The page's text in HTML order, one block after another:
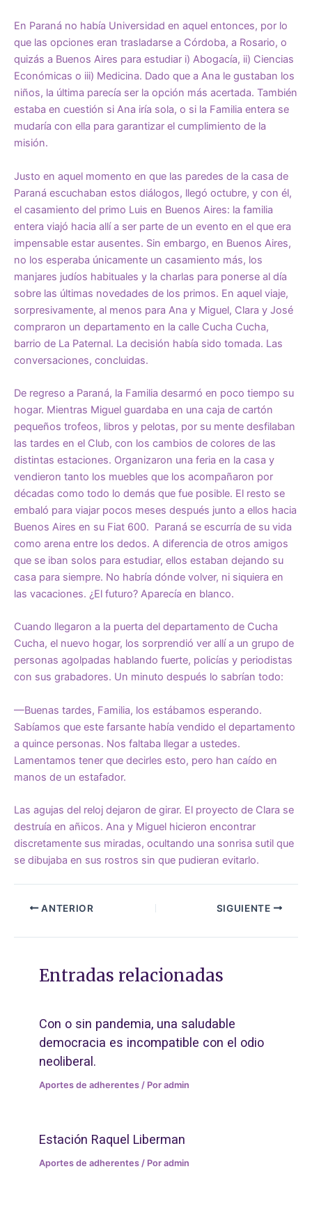
En Paraná no había Universidad en aquel entonces, por lo
que las opciones eran trasladarse a Córdoba, a Rosario, o
quizás a Buenos Aires para estudiar i) Abogacía, ii) Ciencias
Económicas o iii) Medicina. Dado que a Ana le gustaban los
niños, la última parecía ser la opción más acertada. También
estaba en cuestión si Ana iría sola, o si la Familia entera se
mudaría con ella para garantizar el cumplimiento de la
misión.
Justo en aquel momento en que las paredes de la casa de
Paraná escuchaban estos diálogos, llegó octubre, y con él,
el casamiento del primo Luis en Buenos Aires: la familia
entera viajó hacia allí a ser parte de un evento en el que era
impensable estar ausentes. Sin embargo, en Buenos Aires,
no los esperaba únicamente un casamiento más, los
manjares judíos habituales y la charlas para ponerse al día
sobre las últimas novedades de los primos. En aquel viaje,
sorpresivamente, al menos para Ana y Miguel, Clara y José
compraron un departamento en la calle Cucha Cucha,
barrio de La Paternal. La decisión había sido tomada. Las
conversaciones, concluidas.
De regreso a Paraná, la Familia desarmó en poco tiempo su
hogar. Mientras Miguel guardaba en una caja de cartón
pequeños trofeos, libros y pelotas, por su mente desfilaban
las tardes en el Club, con los cambios de colores de las
distintas estaciones. Organizaron una feria en la casa y
vendieron tanto los muebles que los acompañaron por
décadas como todo lo demás que fue posible. El resto se
embaló para viajar pocos meses después junto a ellos hacia
Buenos Aires en su Fiat 600. Paraná se escurría de su vida
como arena entre los dedos. A diferencia de otros amigos
que se iban solos para estudiar, ellos estaban dejando su
casa para siempre. No habría dónde volver, ni siquiera en
las vacaciones. ¿El futuro? Aparecía en blanco.
Cuando llegaron a la puerta del departamento de Cucha
Cucha, el nuevo hogar, los sorprendió ver allí a un grupo de
personas agolpadas hablando fuerte, policías y periodistas
con sus grabadores. Un minuto después lo sabrían todo:
—Buenas tardes, Familia, los estábamos esperando.
Sabíamos que este farsante había vendido el departamento
a quince personas. Nos faltaba llegar a ustedes.
Lamentamos tener que decirles esto, pero han caído en
manos de un estafador.
Las agujas del reloj dejaron de girar. El proyecto de Clara se
destruía en añicos. Ana y Miguel hicieron encontrar
discretamente sus miradas, ocultando una sonrisa sutil que
se dibujaba en sus rostros sin que pudieran evitarlo.
ANTERIOR SIGUIENTE
Entradas relacionadas
Con o sin pandemia, una saludable
democracia es incompatible con el odio
neoliberal.
Aportes de adherentes / Poradmin
Estación Raquel Liberman
Aportes de adherentes / Poradmin